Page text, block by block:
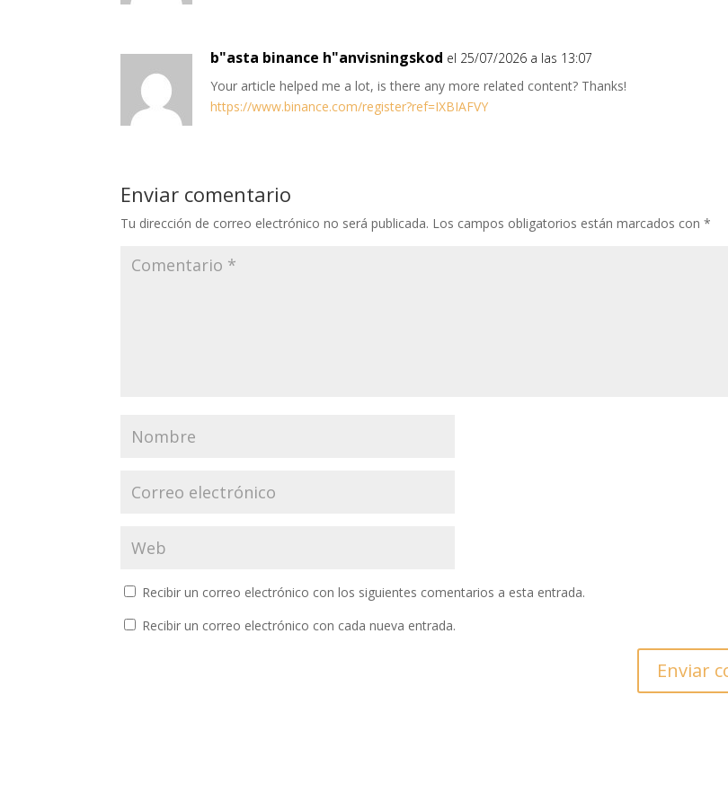
b"asta binance h"anvisningskod el 25/07/2026 a las 13:07
Your article helped me a lot, is there any more related content? Thanks!
https://www.binance.com/register?ref=IXBIAFVY
Enviar comentario
Tu dirección de correo electrónico no será publicada. Los campos obligatorios están marcados con*
Recibir un correo electrónico con los siguientes comentarios a esta entrada.
Recibir un correo electrónico con cada nueva entrada.